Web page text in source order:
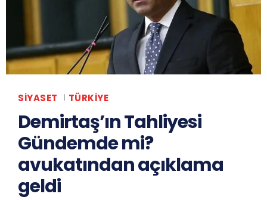
SIYASET TÜRKIYE
Demirtaş’ın Tahliyesi
Gündemde mi?
avukatından açıklama
geldi